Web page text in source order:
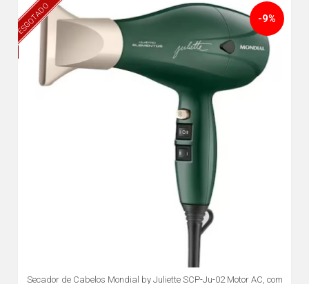
ESGOTADO
Secador de Cabelos Mondial by Juliette SCP-Ju-02 Motor AC, com
-9%